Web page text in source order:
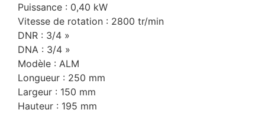
Puissance : 0,40 kW
Vitesse de rotation : 2800 tr/min
DNR : 3/4 »
DNA : 3/4 »
Modèle : ALM
Longueur : 250 mm
Largeur : 150 mm
Hauteur : 195 mm